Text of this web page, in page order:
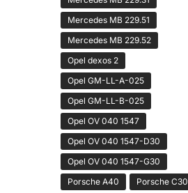
Mercedes MB 229.51
Mercedes MB 229.52
Opel dexos 2
Opel GM-LL-A-025
Opel GM-LL-B-025
Opel OV 040 1547
Opel OV 040 1547-D30
Opel OV 040 1547-G30
Porsche A40
Porsche C30